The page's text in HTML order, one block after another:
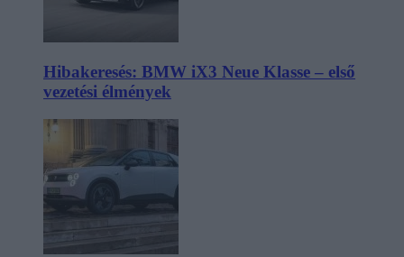
Hibakeresés: BMW iX3 Neue Klasse – első
vezetési élmények